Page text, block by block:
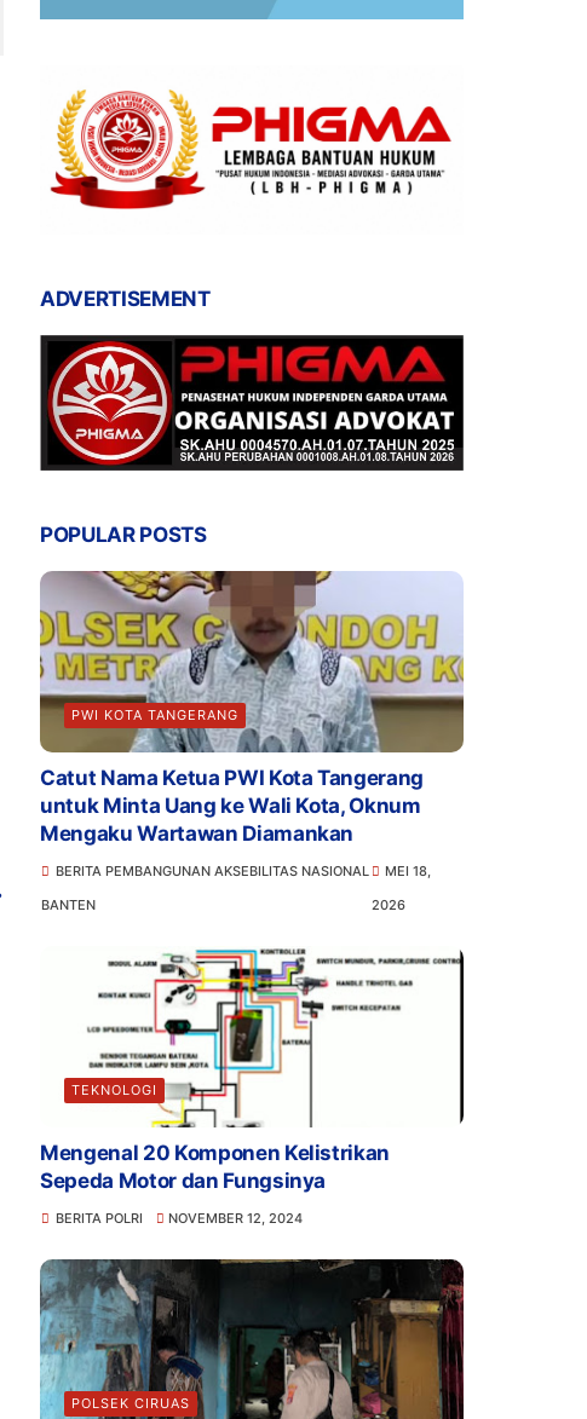
ADVERTISEMENT
POPULAR POSTS
PWI KOTA TANGERANG
Catut Nama Ketua PWI Kota Tangerang
untuk Minta Uang ke Wali Kota, Oknum
Mengaku Wartawan Diamankan
BERITA PEMBANGUNAN AKSEBILITAS NASIONAL
BANTEN
MEI 18,
2026
TEKNOLOGI
Mengenal 20 Komponen Kelistrikan
Sepeda Motor dan Fungsinya
BERITA POLRI NOVEMBER 12, 2024
POLSEK CIRUAS